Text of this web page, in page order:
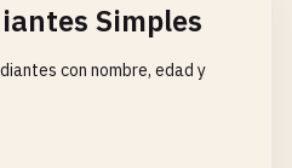
Simples
con nombre, edad y